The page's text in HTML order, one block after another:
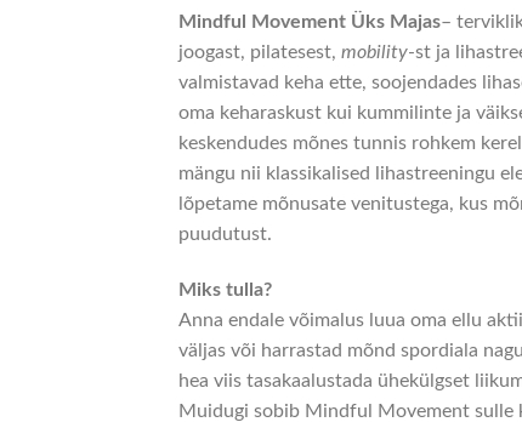
Mindful Movement Üks Majas–
joogast, pilatesest, mobility-st ja
valmistavad keha ette, soojendades
oma keharaskust kui kummilinte ja
keskendudes mõnes tunnis rohkem
mängu nii klassikalised lihastreeningu
lõpetame mõnusate venitustega, kus
puudutust.
Miks tulla?
Anna endale võimalus luua oma ellu
väljas või harrastad mõnd spordiala
hea viis tasakaalustada ühekülgset
Muidugi sobib Mindful Movement sulle